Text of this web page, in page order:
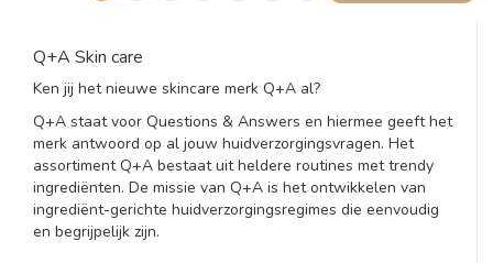
Q+A Skin care
Ken jij het nieuwe skincare merk Q+A al?
Q+A staat voor Questions & Answers en hiermee geeft het
merk antwoord op al jouw huidverzorgingsvragen. Het
assortiment Q+A bestaat uit heldere routines met trendy
ingrediënten. De missie van Q+A is het ontwikkelen van
ingrediënt-gerichte huidverzorgingsregimes die eenvoudig
en begrijpelijk zijn.